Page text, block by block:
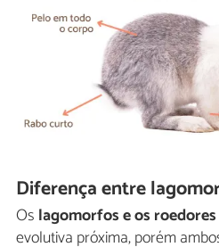
Diferença entre
Os lagomorfos e os roedores
evolutiva próxima, porém